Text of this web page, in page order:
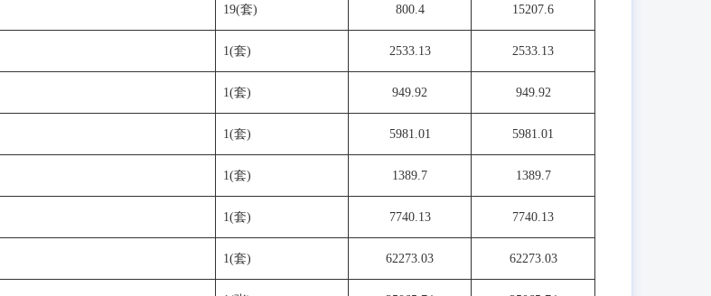
19(套) 800.4 15207.6
1(套) 2533.13 2533.13
1(套) 949.92 949.92
1(套) 5981.01 5981.01
1(套) 1389.7 1389.7
1(套) 7740.13 7740.13
1(套) 62273.03 62273.03